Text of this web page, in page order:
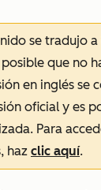
se tradujo
que no
en inglés se
oficial y es
Para
haz clic aquí.